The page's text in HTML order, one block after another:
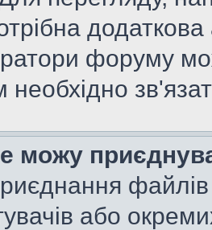
форуму
необхідно
можу
або